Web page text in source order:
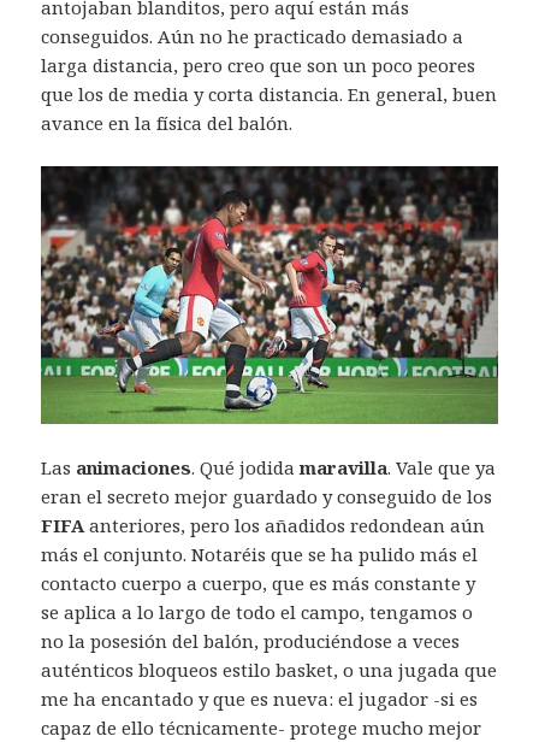
antojaban blanditos, pero aquí están más
conseguidos. Aún no he practicado demasiado a
larga distancia, pero creo que son un poco peores
que los de media y corta distancia. En general, buen
avance en la física del balón.
Las animaciones. Qué jodidamaravilla. Vale que ya
eran el secreto mejor guardado y conseguido de los
FIFAanteriores, pero los añadidos redondean aún
más el conjunto. Notaréis que se ha pulido más el
contacto cuerpo a cuerpo, que es más constante y
se aplica a lo largo de todo el campo, tengamos o
no la posesión del balón, produciéndose a veces
auténticos bloqueos estilo basket, o una jugada que
me ha encantado y que es nueva: el jugador -si es
capaz de ello técnicamente- protege mucho mejor